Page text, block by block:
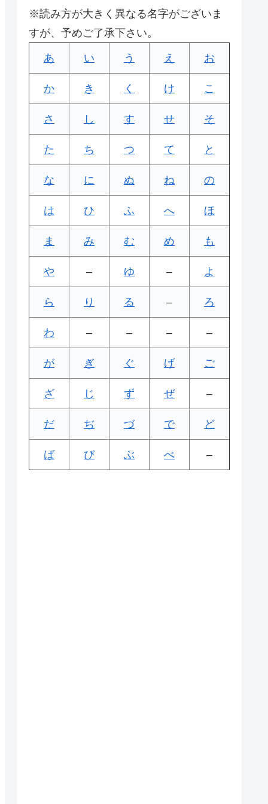
※読み方が大きく異なる名字がございま
すが、予めご了承下さい。
あ い う え お
か き く け こ
さ し す せ そ
た ち つ て と
な に ぬ ね の
は ひ ふ へ ほ
ま み む め も
や – ゆ – よ
ら り る – ろ
わ – – – –
が ぎ ぐ げ ご
ざ じ ず ぜ –
だ ぢ づ で ど
ば び ぶ べ –